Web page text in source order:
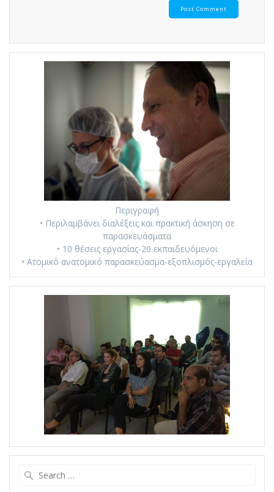
Περιγραφή
• Περιλαμβάνει διαλέξεις και πρακτική άσκηση σε
παρασκευάσματα
• 10 θέσεις εργασίας-20 εκπαιδευόμενοι
• Ατομικό ανατομικό παρασκεύασμα-εξοπλισμός-εργαλεία